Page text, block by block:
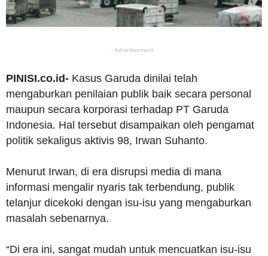
- Advertisement -
PINISI.co.id- Kasus Garuda dinilai telah
mengaburkan penilaian publik baik secara personal
maupun secara korporasi terhadap PT Garuda
Indonesia. Hal tersebut disampaikan oleh pengamat
politik sekaligus aktivis 98, Irwan Suhanto.
Menurut Irwan, di era disrupsi media di mana
informasi mengalir nyaris tak terbendung, publik
telanjur dicekoki dengan isu-isu yang mengaburkan
masalah sebenarnya.
“Di era ini, sangat mudah untuk mencuatkan isu-isu